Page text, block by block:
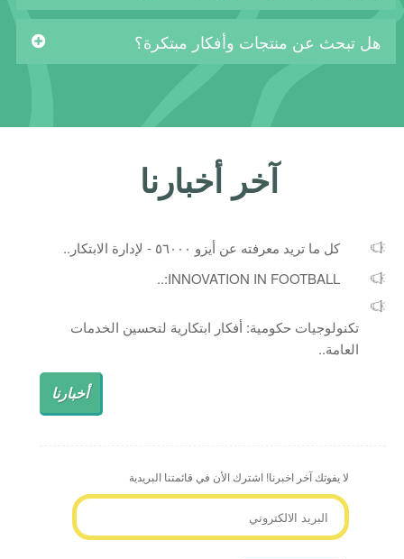
هل تبحث عن منتجات وأفكار مبتكرة؟
آخر أخبارنا
كل ما تريد معرفته عن أيزو ٥٦٠٠٠ - لإدارة الابتكار..
INNOVATION IN FOOTBALL:..
تكنولوجيات حكومية: أفكار ابتكارية لتحسين الخدمات
العامة..
أخبارنا
لا يفوتك آخر اخبرنا! اشترك الأن في قائمتنا البريدية